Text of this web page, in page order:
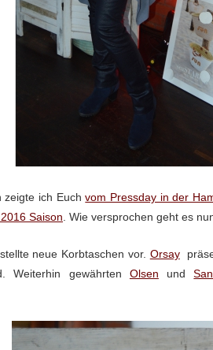
zeigte ich Euchvom Pressday in der
Saison . Wie versprochen geht es
stellte neue Korbtaschen vor. Orsay
Weiterhin gewährten Olsen und